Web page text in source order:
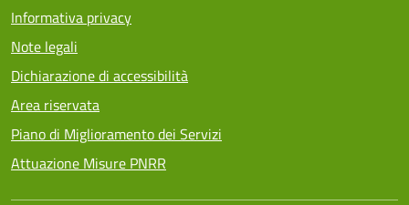
Informativa privacy
Note legali
Dichiarazione di accessibilità
Area riservata
Piano di Miglioramento dei Servizi
Attuazione Misure PNRR